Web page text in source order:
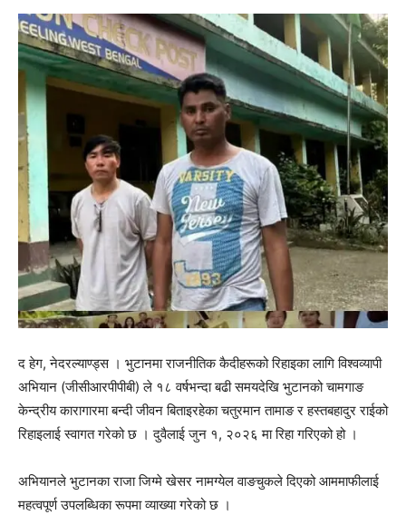
द हेग, नेदरल्याण्ड्स । भुटानमा राजनीतिक कैदीहरूको रिहाइका लागि विश्वव्यापी
अभियान (जीसीआरपीपीबी) ले १८ वर्षभन्दा बढी समयदेखि भुटानको चामगाङ
केन्द्रीय कारागारमा बन्दी जीवन बिताइरहेका चतुरमान तामाङ र हस्तबहादुर राईको
रिहाइलाई स्वागत गरेको छ । दुवैलाई जुन १, २०२६ मा रिहा गरिएको हो ।
अभियानले भुटानका राजा जिग्मे खेसर नामग्येल वाङचुकले दिएको आममाफीलाई
महत्वपूर्ण उपलब्धिका रूपमा व्याख्या गरेको छ ।